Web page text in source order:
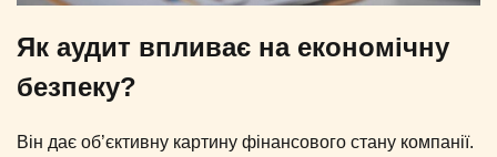
Як аудит впливає на економічну
безпеку?
Він дає об’єктивну картину фінансового стану компанії.